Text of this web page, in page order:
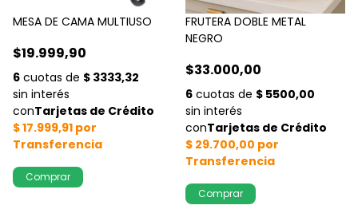
MESA DE CAMA MULTIUSO
$19.999,90
FRUTERA DOBLE METAL
NEGRO
$33.000,00